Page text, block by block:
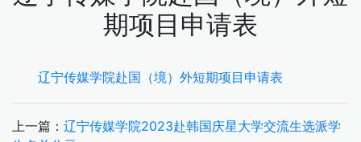
期项目申请表
辽宁传媒学院赴国（境）外短期项目申请表
上一篇： 辽宁传媒学院2023赴韩国庆星大学交流生选派学